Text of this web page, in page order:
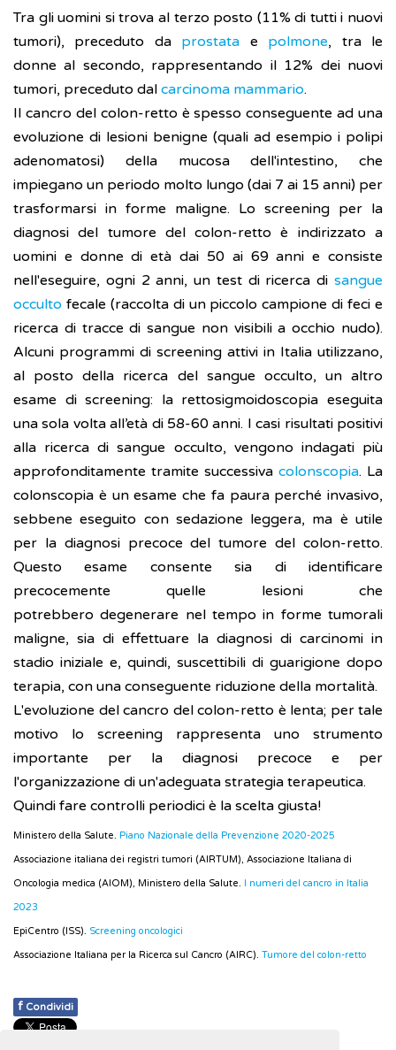
Tra gli uomini si trova al terzo posto (11% di tutti i nuovi
tumori), preceduto da prostata e polmone, tra le
donne al secondo, rappresentando il 12% dei nuovi
tumori, preceduto dal carcinoma mammario.
Il cancro del colon-retto è spesso conseguente ad una
evoluzione di lesioni benigne (quali ad esempio i polipi
adenomatosi) della mucosa dell'intestino, che
impiegano un periodo molto lungo (dai 7 ai 15 anni) per
trasformarsi in forme maligne. Lo screening per la
diagnosi del tumore del colon-retto è indirizzato a
uomini e donne di età dai 50 ai 69 anni e consiste
nell'eseguire, ogni 2 anni, un test di ricerca di sangue
occulto fecale (raccolta di un piccolo campione di feci e
ricerca di tracce di sangue non visibili a occhio nudo).
Alcuni programmi di screening attivi in Italia utilizzano,
al posto della ricerca del sangue occulto, un altro
esame di screening: la rettosigmoidoscopia eseguita
una sola volta all’età di 58-60 anni. I casi risultati positivi
alla ricerca di sangue occulto, vengono indagati più
approfonditamente tramite successiva colonscopia. La
colonscopia è un esame che fa paura perché invasivo,
sebbene eseguito con sedazione leggera, ma è utile
per la diagnosi precoce del tumore del colon-retto.
Questo esame consente sia di identificare
precocemente quelle lesioni che
potrebbero degenerare nel tempo in forme tumorali
maligne, sia di effettuare la diagnosi di carcinomi in
stadio iniziale e, quindi, suscettibili di guarigione dopo
terapia, con una conseguente riduzione della mortalità.
L'evoluzione del cancro del colon-retto è lenta; per tale
motivo lo screening rappresenta uno strumento
importante per la diagnosi precoce e per
l'organizzazione di un'adeguata strategia terapeutica.
Quindi fare controlli periodici è la scelta giusta!
Ministero della Salute. Piano Nazionale della Prevenzione 2020-2025
Associazione italiana dei registri tumori (AIRTUM), Associazione Italiana di
Oncologia medica (AIOM), Ministero della Salute. I numeri del cancro in Italia
2023
EpiCentro (ISS). Screening oncologici
Associazione Italiana per la Ricerca sul Cancro (AIRC). Tumore del colon-retto
f Condividi